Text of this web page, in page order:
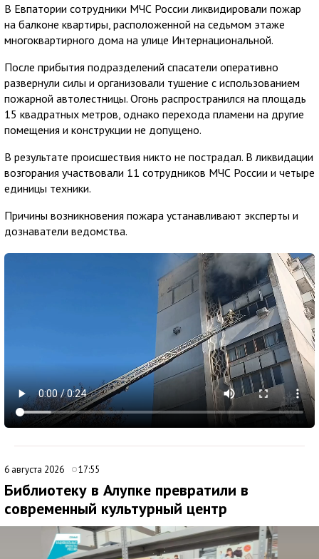
В Евпатории сотрудники МЧС России ликвидировали пожар
на балконе квартиры, расположенной на седьмом этаже
многоквартирного дома на улице Интернациональной.
После прибытия подразделений спасатели оперативно
развернули силы и организовали тушение с использованием
пожарной автолестницы. Огонь распространился на площадь
15 квадратных метров, однако перехода пламени на другие
помещения и конструкции не допущено.
В результате происшествия никто не пострадал. В ликвидации
возгорания участвовали 11 сотрудников МЧС России и четыре
единицы техники.
Причины возникновения пожара устанавливают эксперты и
дознаватели ведомства.
6 августа 2026 17:55
Библиотеку в Алупке превратили в
современный культурный центр